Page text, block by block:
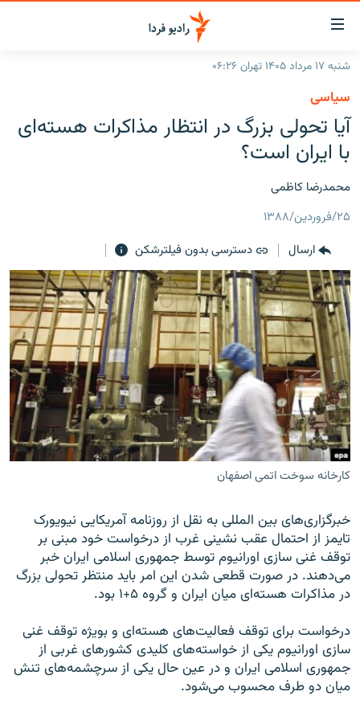
لینک‌های
قابلیت
دسترسی
بازگشت
به
منوی
اصلی
به
صفحه
ایران
جهان
فرکانس‌ها
پادکست
چندرسانه‌ای
گزارش‌های تصویری
گزارش‌های ویدئویی
زنان فردا
English
به ما بپیوندید
زبان‌های دیگر
شنبه ۱۷ مرداد ۱۴۰۵ تهران ۰۶:۲۶
سیاسی
آیا تحولی بزرگ در انتظار مذاکرات هسته‌ای
با ایران است؟
محمدرضا کاظمی
۲۵/فروردین/۱۳۸۸
ارسال
دسترسی بدون فیلترشکن
کارخانه سوخت اتمی اصفهان
خبرگزاری‌های بین المللی به نقل از روزنامه آمریکایی نیویورک
تایمز از احتمال عقب نشینی غرب از درخواست خود مبنی بر
توقف غنی سازی اورانیوم توسط جمهوری اسلامی ایران خبر
می‌دهند. در صورت قطعی شدن این امر باید منتظر تحولی بزرگ
در مذاکرات هسته‌ای میان ایران و گروه ۵+۱ بود.
درخواست برای توقف فعالیت‌های هسته‌ای و بویژه توقف غنی
سازی اورانیوم یکی از خواسته‌های کلیدی کشورهای غربی از
جمهوری اسلامی ایران و در عین حال یکی از سرچشمه‌های تنش
میان دو طرف محسوب می‌شود.